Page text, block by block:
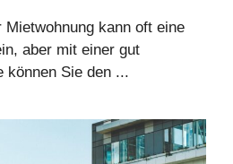
Mietwohnung kann oft eine
aber mit einer gut
können Sie den ...